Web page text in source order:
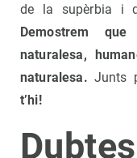
de la supèrbia i
Demostrem
naturalesa,
naturalesa. Junts
t’hi!